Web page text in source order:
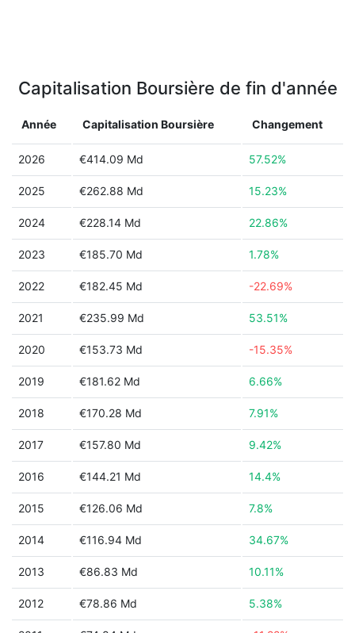
Capitalisation Boursière de fin d'année
Année Capitalisation Boursière Changement
2026 €414.09 Md 57.52%
2025 €262.88 Md 15.23%
2024 €228.14 Md 22.86%
2023 €185.70 Md 1.78%
2022 €182.45 Md -22.69%
2021 €235.99 Md 53.51%
2020 €153.73 Md -15.35%
2019 €181.62 Md 6.66%
2018 €170.28 Md 7.91%
2017 €157.80 Md 9.42%
2016 €144.21 Md 14.4%
2015 €126.06 Md 7.8%
2014 €116.94 Md 34.67%
2013 €86.83 Md 10.11%
2012 €78.86 Md 5.38%